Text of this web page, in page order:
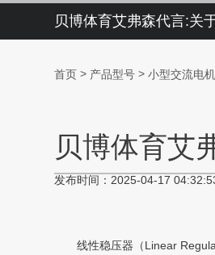
贝博体育艾弗森代言:关
首页 > 产品型号 >小型交流电机
贝博体育艾
发布时间：2025-04-17
线性稳压器（Linear